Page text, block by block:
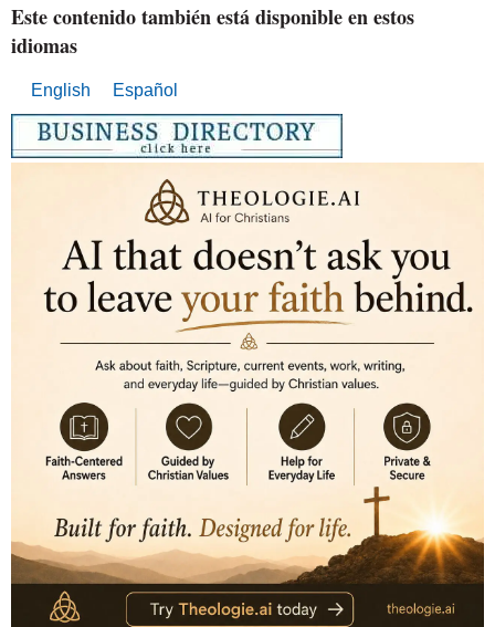
Este contenido también está disponible en estos
idiomas
English Español